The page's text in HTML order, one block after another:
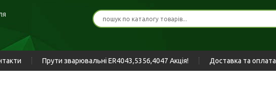
Прути зварювальні ER4043,5356,4047 Акція! Доставка та оплата